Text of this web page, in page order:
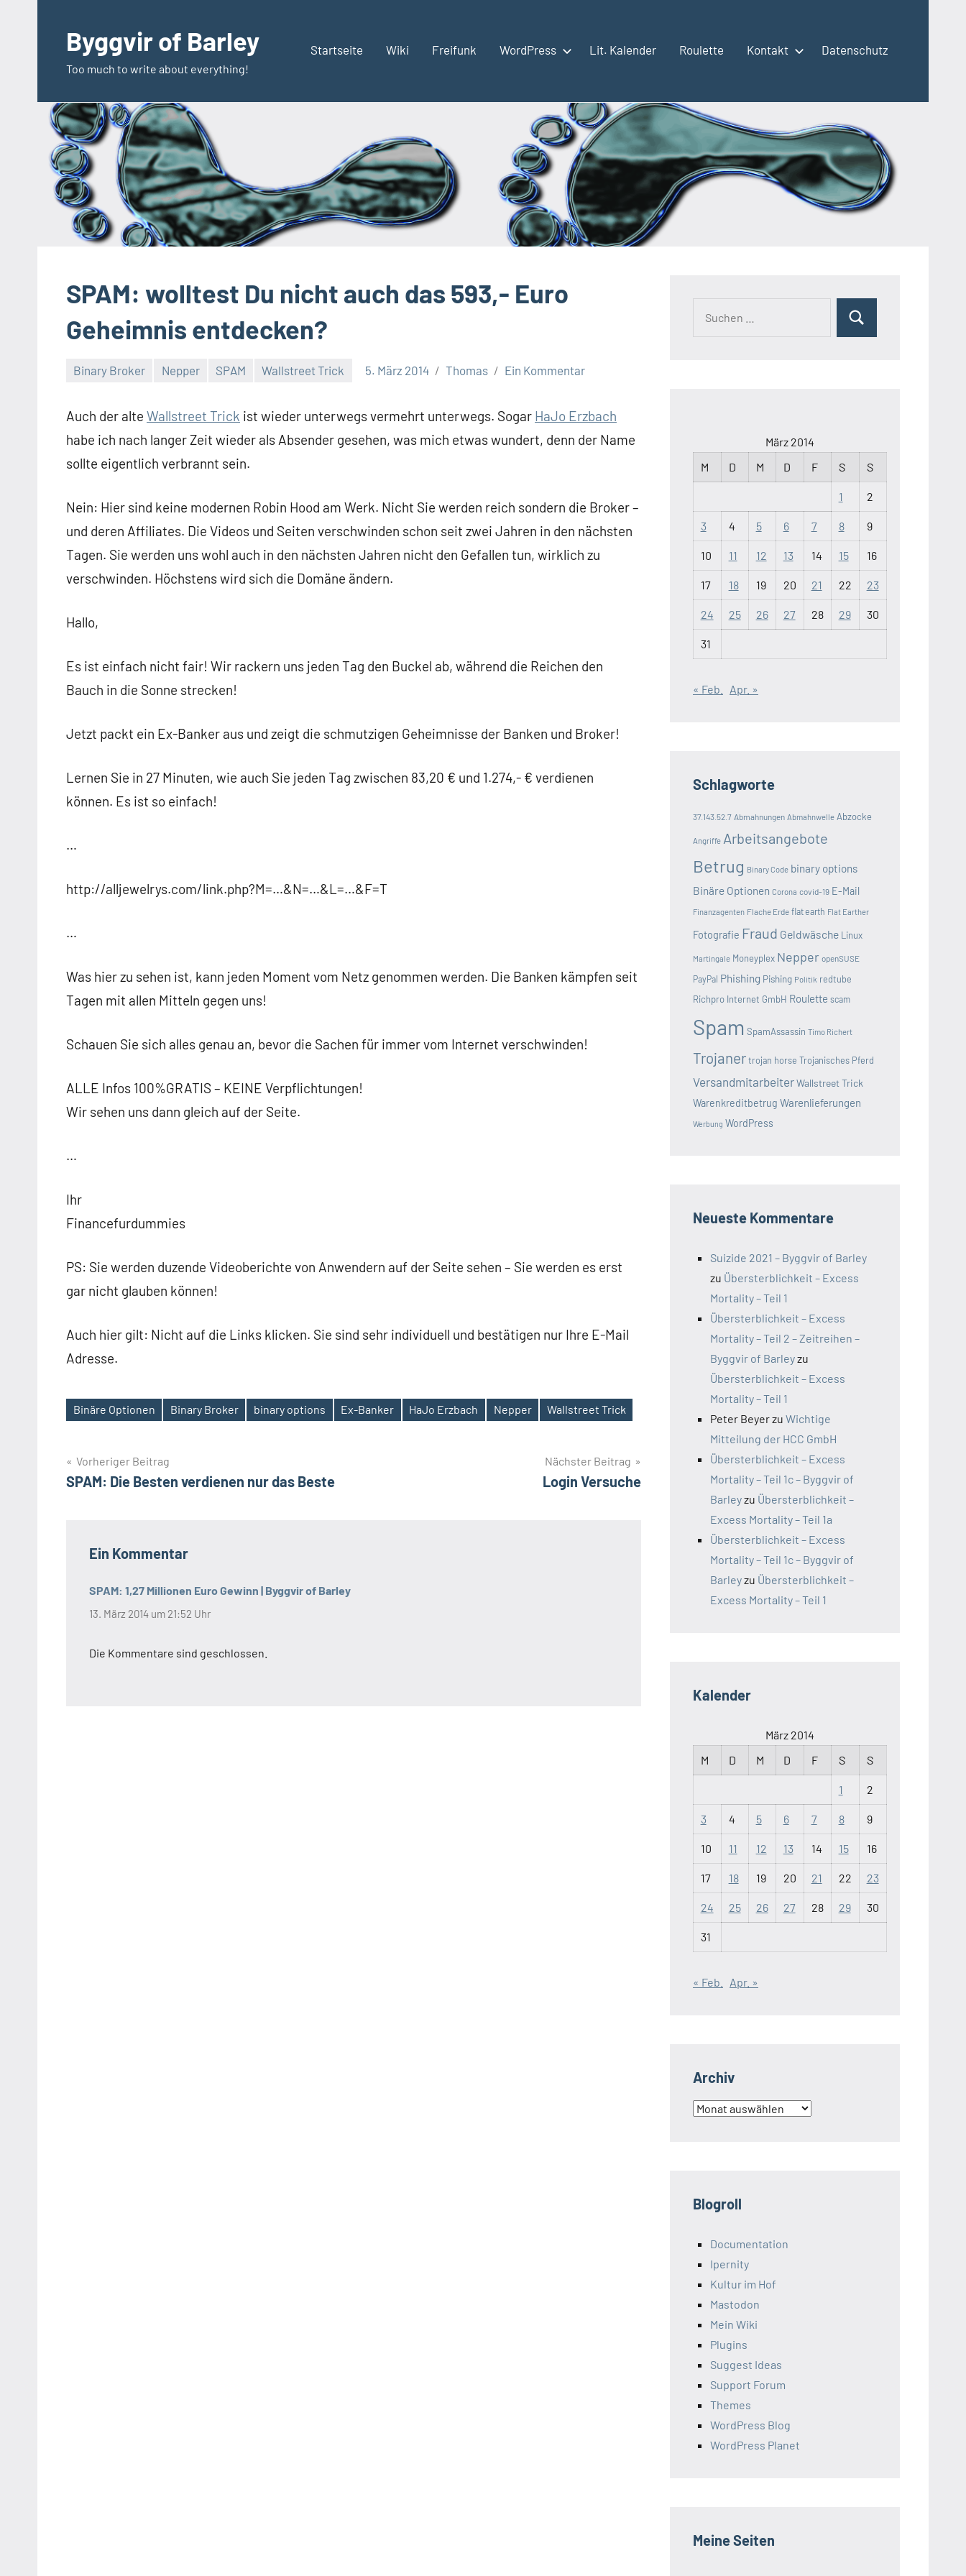
springenByggvir of Barley
Too much to write about everything!
Startseite Wiki Freifunk WordPress Lit. Kalender Roulette Kontakt Datenschutz
SPAM: wolltest Du nicht auch das 593,- Euro
Geheimnis entdecken?
Binary Broker Nepper SPAM Wallstreet Trick 5. März 2014 Thomas Ein Kommentar
Auch der alte Wallstreet Trick ist wieder unterwegs vermehrt unterwegs. Sogar HaJo Erzbach
habe ich nach langer Zeit wieder als Absender gesehen, was mich etwas wundert, denn der Name
sollte eigentlich verbrannt sein.
Nein: Hier sind keine modernen Robin Hood am Werk. Nicht Sie werden reich sondern die Broker –
und deren Affiliates. Die Videos und Seiten verschwinden schon seit zwei Jahren in den nächsten
Tagen. Sie werden uns wohl auch in den nächsten Jahren nicht den Gefallen tun, wirklich zu
verschwinden. Höchstens wird sich die Domäne ändern.
Hallo,
Es ist einfach nicht fair! Wir rackern uns jeden Tag den Buckel ab, während die Reichen den
Bauch in die Sonne strecken!
Jetzt packt ein Ex-Banker aus und zeigt die schmutzigen Geheimnisse der Banken und Broker!
Lernen Sie in 27 Minuten, wie auch Sie jeden Tag zwischen 83,20 € und 1.274,- € verdienen
können. Es ist so einfach!
…
http://alljewelrys.com/link.php?M=…&N=…&L=…&F=T
…
Was hier zu sehen ist, kann jeden Moment vom Netz genommen werden. Die Banken kämpfen seit
Tagen mit allen Mitteln gegen uns!
Schauen Sie sich alles genau an, bevor die Sachen für immer vom Internet verschwinden!
ALLE Infos 100%GRATIS – KEINE Verpflichtungen!
Wir sehen uns dann gleich auf der Seite.
…
Ihr
Financefurdummies
PS: Sie werden duzende Videoberichte von Anwendern auf der Seite sehen – Sie werden es erst
gar nicht glauben können!
Auch hier gilt: Nicht auf die Links klicken. Sie sind sehr individuell und bestätigen nur Ihre E-Mail
Adresse.
Schlagwörter
Binäre Optionen Binary Broker binary options Ex-Banker HaJo Erzbach Nepper Wallstreet Trick
Beitragsnavigation
Vorheriger Beitrag
SPAM: Die Besten verdienen nur das Beste
Nächster Beitrag
Login Versuche
Ein Kommentar
SPAM: 1,27 Millionen Euro Gewinn | Byggvir of Barley
13. März 2014 um 21:52 Uhr
Die Kommentare sind geschlossen.
Suchen
März 2014
M
D M D F S S
1 2
3 4 5 6 7 8 9
10 11 12 13 14 15 16
17 18 19 20 21 22 23
24 25 26 27 28 29 30
31
« Feb. Apr. »
Schlagworte
37.143.52.7 Abmahnungen Abmahnwelle Abzocke
Angriffe Arbeitsangebote
Betrug Binary Code binary options
Binäre Optionen Corona covid-19 E-Mail
Finanzagenten Flache Erde flat earth Flat Earther
Fotografie Fraud Geldwäsche Linux
Martingale Moneyplex Nepper openSUSE
PayPal Phishing Pishing Politik redtube
Richpro Internet GmbH Roulette scam
Spam SpamAssassin Timo Richert
Trojanertrojan horse Trojanisches Pferd
VersandmitarbeiterWallstreet Trick
Warenkreditbetrug Warenlieferungen
Werbung WordPress
Neueste Kommentare
Suizide 2021 – Byggvir of Barley
zu Übersterblichkeit – Excess
Mortality – Teil 1
Übersterblichkeit – Excess
Mortality – Teil 2 – Zeitreihen –
Byggvir of Barleyzu
Übersterblichkeit – Excess
Mortality – Teil 1
Peter Beyerzu Wichtige
Mitteilung der HCC GmbH
Übersterblichkeit – Excess
Mortality – Teil 1c – Byggvir of
Barleyzu Übersterblichkeit –
Excess Mortality – Teil 1a
Übersterblichkeit – Excess
Mortality – Teil 1c – Byggvir of
Barleyzu Übersterblichkeit –
Excess Mortality – Teil 1
Kalender
März 2014
M
D M D F S S
1 2
3 4 5 6 7 8 9
10 11 12 13 14 15 16
17 18 19 20 21 22 23
24 25 26 27 28 29 30
31
« Feb. Apr. »
Archiv
Archiv
Blogroll
Documentation
Ipernity
Kultur im Hof
Mastodon
Mein Wiki
Plugins
Suggest Ideas
Support Forum
Themes
WordPress Blog
WordPress Planet
Meine Seiten